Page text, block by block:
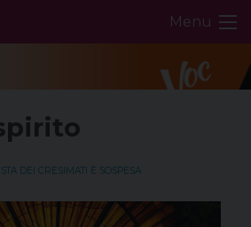
Menu
DEI CRESIMATI È SOSPESA